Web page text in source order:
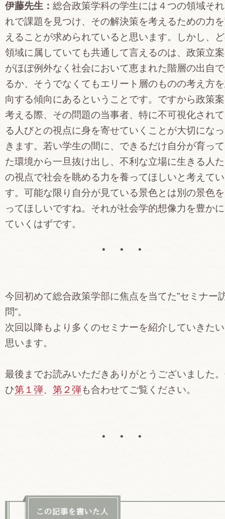
伊藤先生： 総合政策学科の学生には４つの領域そ
れで課題を見つけ、その解決策を考えるための力
えることが求められていると思います。しかし、
領域に属していても共通して言えるのは、政策立
がほぼ例外なく社会において恵まれた階層の出自
るか、そうでなくてもエリート層のものの考え方
向する傾向にあるということです。ですから政策
考える際、その問題の当事者、特に不可視化され
る人びとの視点に身を寄せていくことが大切にな
きます。若い学生の間に、できるだけ自分が育っ
た環境から一旦抜け出し、不利な立場に生きる人
の視点で社会を眺める力を養ってほしいと考えて
す。可能な限り自分が見ている景色とは別の景色
ってほしいですね。それが社会学的想像力を豊か
ていくはずです。
• • •
今回初めて総合政策学部に焦点を当てた”セミナー
問”。
次回以降もより多くのセミナーを紹介していきた
思います。
最後までお読みいただきありがとうございました
ひ第１弾、 第２弾も合わせてご覧ください。
• • •